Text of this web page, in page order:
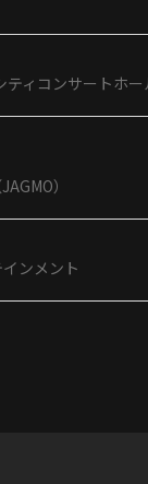
ティコンサートホー
）
ンメント